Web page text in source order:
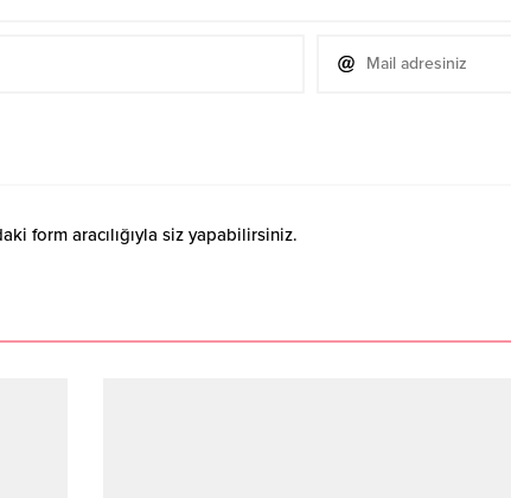
form aracılığıyla siz yapabilirsiniz.